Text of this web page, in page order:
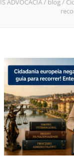
ADVOCACIA/ blog/